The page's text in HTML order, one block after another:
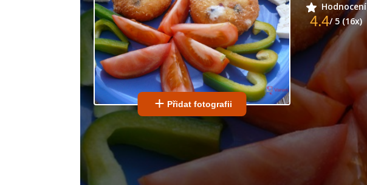
Přidat fotografii
Hodnocení
4.4/ 5 (16x)